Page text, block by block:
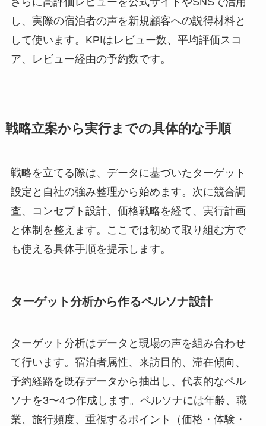
し、実際の宿泊者の声を新規顧客への説得材料と
して使います。KPIはレビュー数、平均評価スコ
ア、レビュー経由の予約数です。
戦略立案から実行までの具体的な手順
戦略を立てる際は、データに基づいたターゲット
設定と自社の強み整理から始めます。次に競合調
査、コンセプト設計、価格戦略を経て、実行計画
と体制を整えます。ここでは初めて取り組む方で
も使える具体手順を提示します。
ターゲット分析から作るペルソナ設計
ターゲット分析はデータと現場の声を組み合わせ
て行います。宿泊者属性、来訪目的、滞在傾向、
予約経路を既存データから抽出し、代表的なペル
ソナを3〜4つ作成します。ペルソナには年齢、職
業、旅行頻度、重視するポイント（価格・体験・